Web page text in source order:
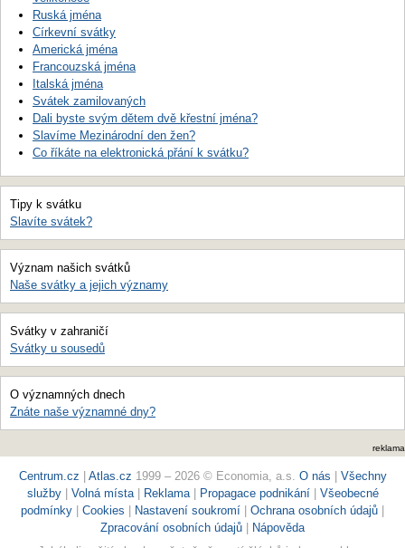
Ruská jména
Církevní svátky
Americká jména
Francouzská jména
Italská jména
Svátek zamilovaných
Dali byste svým dětem dvě křestní jména?
Slavíme Mezinárodní den žen?
Co říkáte na elektronická přání k svátku?
Tipy k svátku
Slavíte svátek?
Význam našich svátků
Naše svátky a jejich významy
Svátky v zahraničí
Svátky u sousedů
O významných dnech
Znáte naše významné dny?
reklama
Centrum.cz Atlas.cz 1999 – 2026 © Economia, a.s. O nás
Všechny
služby
Volná místa| Reklama Propagace podnikání| Všeobecné
podmínky
Cookies Nastavení soukromí Ochrana osobních údajů
Zpracování osobních údajů
Nápověda